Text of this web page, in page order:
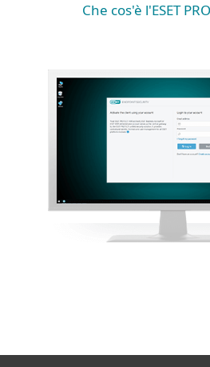
Che cos'è l'ESET